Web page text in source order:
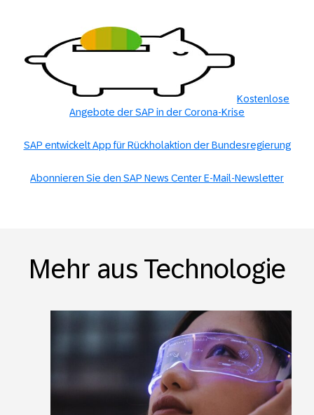
Kostenlose
Angebote der SAP in der Corona-Krise
SAP entwickelt App für Rückholaktion der Bundesregierung
Abonnieren Sie den SAP News Center E-Mail-Newsletter
Mehr aus Technologie